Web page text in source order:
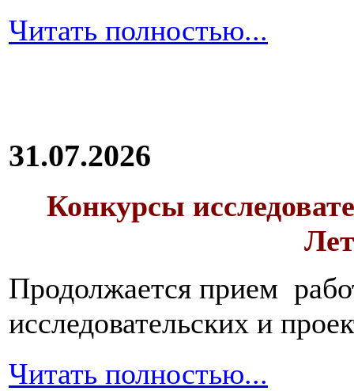
Читать полностью...
31.07.2026
Конкурсы
Продолжается прием
исследовательских и
Читать полностью...